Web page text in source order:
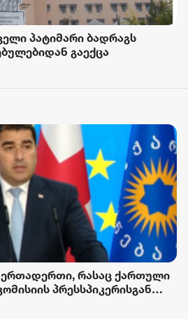
პატიმარი ბადრაგს
გაექცა
ერთადერთი, რასაც ქართული
პრესსპიკერისგან
ხელისუფლების დამხობის